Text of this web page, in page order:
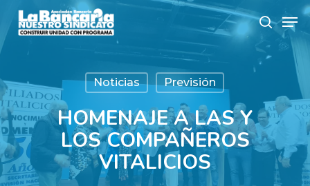
main
content
search
Noticias Previsión
HOMENAJE A LAS Y
LOS COMPAÑEROS
VITALICIOS